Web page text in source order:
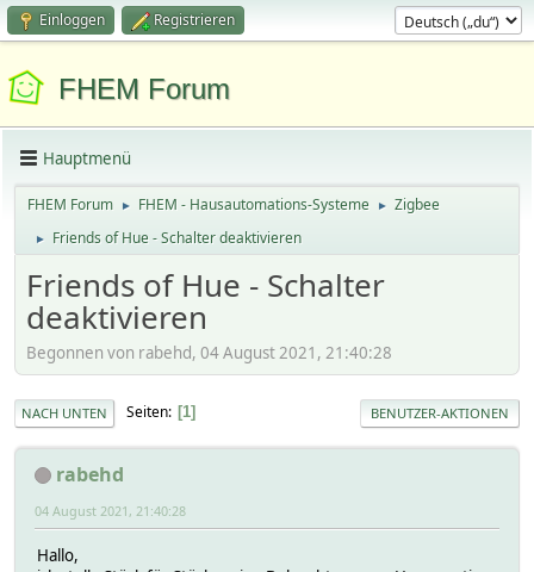
Einloggen Registrieren
FHEM Forum
Hauptmenü
FHEM Forum ► FHEM - Hausautomations-Systeme ► Zigbee
► Friends of Hue - Schalter deaktivieren
Friends of Hue - Schalter
deaktivieren
Begonnen von rabehd, 04 August 2021, 21:40:28
NACH UNTEN Seiten 1 BENUTZER-AKTIONEN
rabehd
04 August 2021, 21:40:28
Hallo,